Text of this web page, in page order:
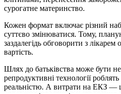
сурогатне материнство.
Кожен формат включає різний
суттєво змінюватися. Тому,
заздалегідь обговорити з
вартість.
Шлях до батьківства може бути
репродуктивні технології
реальністю. А витрати на ЕКЗ —